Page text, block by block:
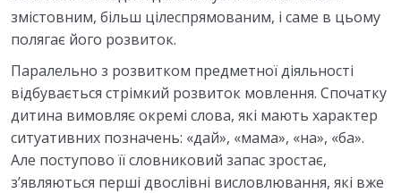
змістовним, більш цілеспрямованим, і саме в цьому
полягає його розвиток.
Паралельно з розвитком предметної діяльності
відбувається стрімкий розвиток мовлення. Спочатку
дитина вимовляє окремі слова, які мають характер
ситуативних позначень: «дай», «мама», «на», «ба».
Але поступово її словниковий запас зростає,
з’являються перші двослівні висловлювання, які вже